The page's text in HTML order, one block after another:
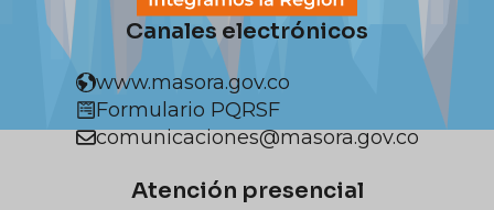
Canales electrónicos
www.masora.gov.co
Formulario PQRSF
comunicaciones@masora.gov.co
Atención presencial